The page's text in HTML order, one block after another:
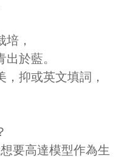
，
於藍。
抑或英文填詞，
要高達模型作為生